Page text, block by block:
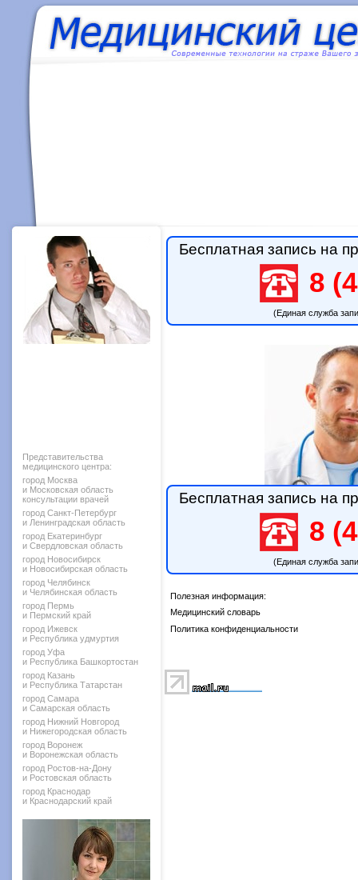
Представительства
медицинского центра:
город Москва
и Московская область
консультации врачей
город Санкт-Петербург
и Ленинградская область
город Екатеринбург
и Свердловская область
город Новосибирск
и Новосибирская область
город Челябинск
и Челябинская область
город Пермь
и Пермский край
город Ижевск
и Республика удмуртия
город Уфа
и Республика Башкортостан
город Казань
и Республика Татарстан
город Самара
и Самарская область
город Нижний Новгород
и Нижегородская область
город Воронеж
и Воронежская область
город Ростов-на-Дону
и Ростовская область
город Краснодар
и Краснодарский край
Бесплатная запись на
8
(Единая служба
Бесплатная запись на
8
(Единая служба
Полезная информация:
Медицинский словарь
Политика конфиденциальности